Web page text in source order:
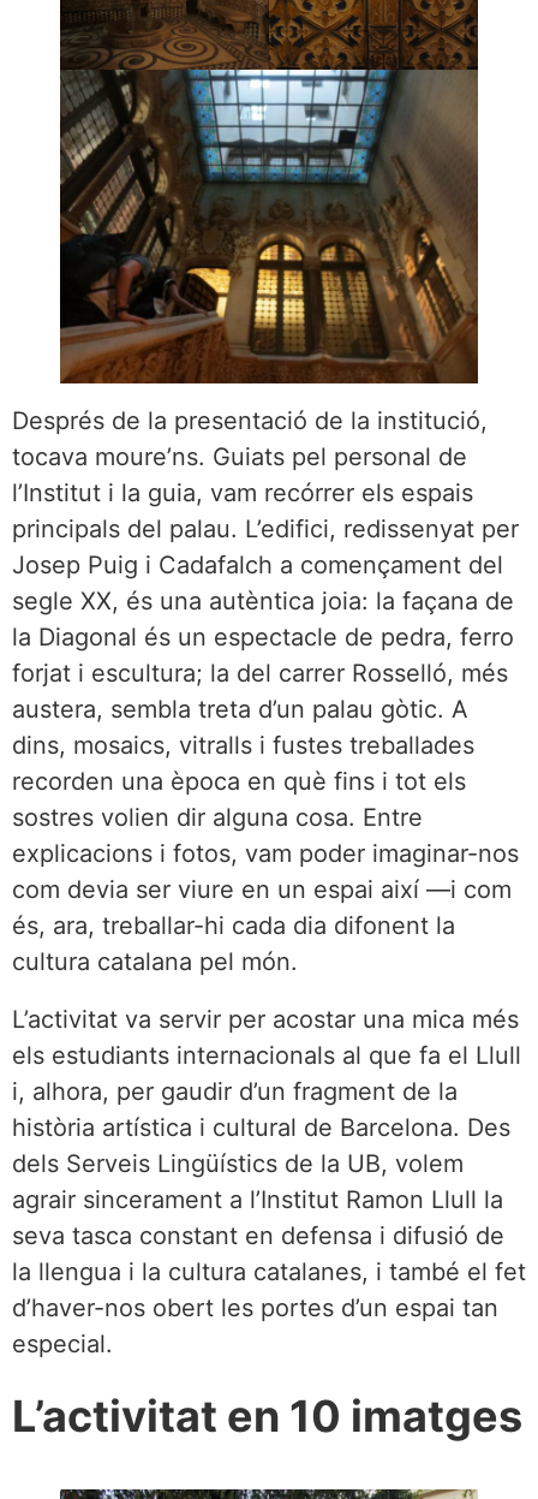
Després de la presentació de la institució,
tocava moure’ns. Guiats pel personal de
l’Institut i la guia, vam recórrer els espais
principals del palau. L’edifici, redissenyat per
Josep Puig i Cadafalch a començament del
segle XX, és una autèntica joia: la façana de
la Diagonal és un espectacle de pedra, ferro
forjat i escultura; la del carrer Rosselló, més
austera, sembla treta d’un palau gòtic. A
dins, mosaics, vitralls i fustes treballades
recorden una època en què fins i tot els
sostres volien dir alguna cosa. Entre
explicacions i fotos, vam poder imaginar-nos
com devia ser viure en un espai així —i com
és, ara, treballar-hi cada dia difonent la
cultura catalana pel món.
L’activitat va servir per acostar una mica més
els estudiants internacionals al que fa el Llull
i, alhora, per gaudir d’un fragment de la
història artística i cultural de Barcelona. Des
dels Serveis Lingüístics de la UB, volem
agrair sincerament a l’Institut Ramon Llull la
seva tasca constant en defensa i difusió de
la llengua i la cultura catalanes, i també el fet
d’haver-nos obert les portes d’un espai tan
especial.
L’activitat en 10 imatges